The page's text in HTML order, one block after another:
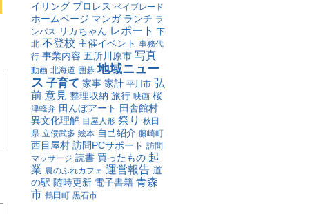
イリング プロレス ベイブレード
ホームページ マンガ ランチ ラ
ンパス リカちゃん レポート 下
北 不登校 主催イベント 事務代
行 事業内容 五所川原市 写真
動画 北海道 囲碁 地域ニュー
ス 子育て 家事 家計 平川市 弘
前 意見 整理収納 旅行 映画 桜
津軽弁 田んぼアート 田舎館村
異文化理解 目屋人形 祭り 秋田
県 立佞武多 絵本 自己紹介 藤崎町
西目屋村 訪問PCサポート 訪問
マッサージ 読書 買ったもの 起
業 農のふれカフェ 運営報告 道
の駅 随時更新 電子書籍 青森
市 鶴田町 黒石市